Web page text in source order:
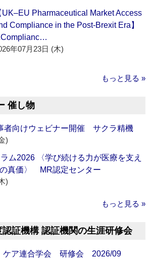
UK–EU Pharmaceutical Market Access
Compliance in the Post-Brexit Era】
年07月23日 (木)
もっと見る »
催し物
者向けウェビナー開催 サクラ精機
)
ム2026 〈学び続ける力が医療を支え
真価〉 MR認定センター
)
もっと見る »
証機構 認証機関の生涯研修会
ケア連合学会 研修会 2026/09